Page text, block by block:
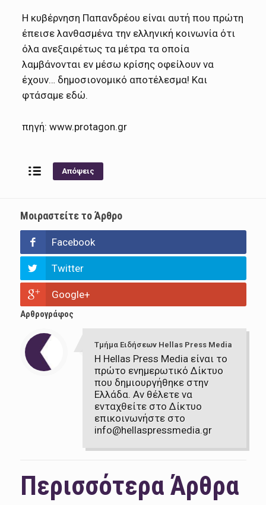
Η κυβέρνηση Παπανδρέου είναι αυτή που πρώτη
έπεισε λανθασμένα την ελληνική κοινωνία ότι
όλα ανεξαιρέτως τα μέτρα τα οποία
λαμβάνονται εν μέσω κρίσης οφείλουν να
έχουν… δημοσιονομικό αποτέλεσμα! Και
φτάσαμε εδώ.
πηγή: www.protagon.gr
Απόψεις
Μοιραστείτε το Άρθρο
Facebook
Twitter
Google+
Αρθρογράφος
Τμήμα Ειδήσεων Hellas Press Media
Η Hellas Press Media είναι το
πρώτο ενημερωτικό Δίκτυο
που δημιουργήθηκε στην
Ελλάδα. Αν θέλετε να
ενταχθείτε στο Δίκτυο
επικοινωνήστε στο
info@hellaspressmedia.gr
Περισσότερα Άρθρα